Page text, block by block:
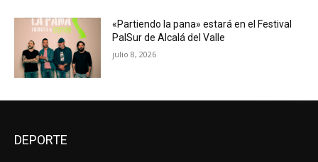
«Partiendo la pana» estará en el Festival
PalSur de Alcalá del Valle
julio 8, 2026
DEPORTE